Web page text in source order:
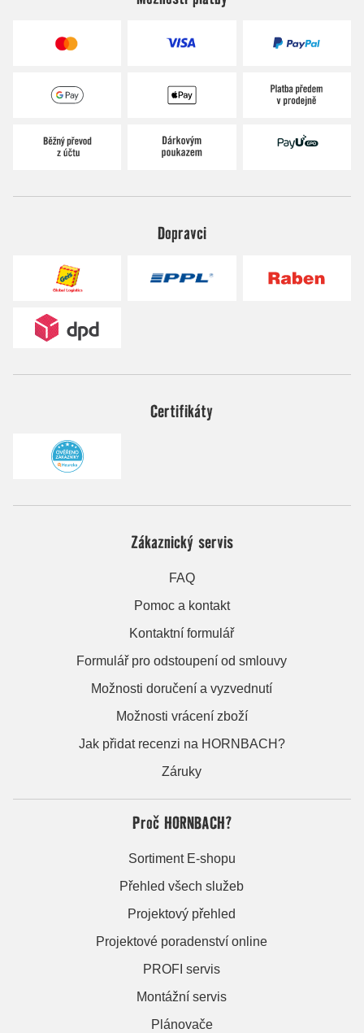
Dopravci
Certifikáty
Zákaznický servis
FAQ
Pomoc a kontakt
Kontaktní formulář
Formulář pro odstoupení od smlouvy
Možnosti doručení a vyzvednutí
Možnosti vrácení zboží
Jak přidat recenzi na HORNBACH?
Záruky
Proč HORNBACH?
Sortiment E-shopu
Přehled všech služeb
Projektový přehled
Projektové poradenství online
PROFI servis
Montážní servis
Plánovače